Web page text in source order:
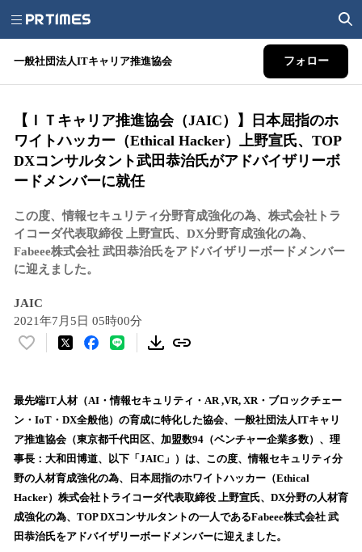
一般社団法人ITキャリア推進協会 フォロー
【ＩＴキャリア推進協会（JAIC）】日本屈指のホ
ワイトハッカー（Ethical Hacker）上野宣氏、TOP
DXコンサルタント武田恭治氏がアドバイザリーボ
ードメンバーに就任
この度、情報セキュリティ分野育成強化の為、株式会社トラ
イコーダ代表取締役 上野宣氏、DX分野育成強化の為、
Fabeee株式会社 武田恭治氏をアドバイザリーボードメンバー
に迎えました。
JAIC
2021年7月5日 05時00分
い
！
数
を
読
込
み
中
で
最先端IT人材（AI・情報セキュリティ・AR ,VR, XR・ブロックチェー
ン・IoT・DX全般他）の育成に特化した協会、一般社団法人ITキャリ
ア推進協会（東京都千代田区、加盟数94（ベンチャー企業多数）、理
事長：大和田博道、以下「JAIC」）は、この度、情報セキュリティ分
野の人材育成強化の為、日本屈指のホワイトハッカー（Ethical
Hacker）株式会社トライコーダ代表取締役 上野宣氏、DX分野の人材育
成強化の為、TOP DXコンサルタントの一人であるFabeee株式会社 武
田恭治氏をアドバイザリーボードメンバーに迎えました。